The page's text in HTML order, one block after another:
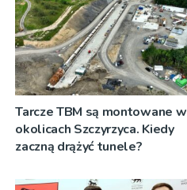
Tarcze TBM są montowane w
okolicach Szczyrzyca. Kiedy
zaczną drążyć tunele?